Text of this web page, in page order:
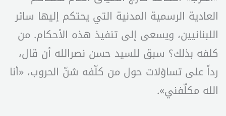
العادية الرسمية المدنية التي يحتكم إليها سائر
اللبنانيين، ويسعى إلى تنفيذ هذه الأحكام. من
كلفه بذلك؟ سبق للسيد حسن نصرالله أن قال،
رداً على تساؤلات حول من كلّفه شنّ الحروب، «أنا
الله مكلّفني».